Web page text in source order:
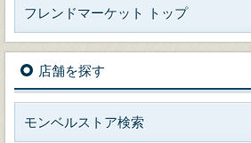
フレンドマーケット トップ
店舗を探す
モンベルストア検索